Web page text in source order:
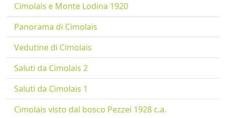
Cimolais e Monte Lodina 1920
Panorama di Cimolais
Vedutine di Cimolais
Saluti da Cimolais 2
Saluti da Cimolais 1
Cimolais visto dal bosco Pezzei 1928 c.a.